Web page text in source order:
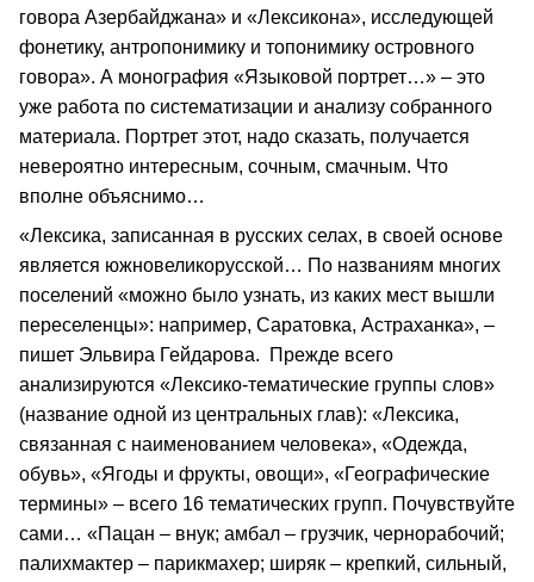
говора Азербайджана» и «Лексикона», исследующей
фонетику, антропонимику и топонимику островного
говора». А монография «Языковой портрет…» – это
уже работа по систематизации и анализу собранного
материала. Портрет этот, надо сказать, получается
невероятно интересным, сочным, смачным. Что
вполне объяснимо…
«Лексика, записанная в русских селах, в своей основе
является южновеликорусской… По названиям многих
поселений «можно было узнать, из каких мест вышли
переселенцы»: например, Саратовка, Астраханка», –
пишет Эльвира Гейдарова. Прежде всего
анализируются «Лексико-тематические группы слов»
(название одной из центральных глав): «Лексика,
связанная с наименованием человека», «Одежда,
обувь», «Ягоды и фрукты, овощи», «Географические
термины» – всего 16 тематических групп. Почувствуйте
сами… «Пацан – внук; амбал – грузчик, чернорабочий;
палихмактер – парикмахер; ширяк – крепкий, сильный,